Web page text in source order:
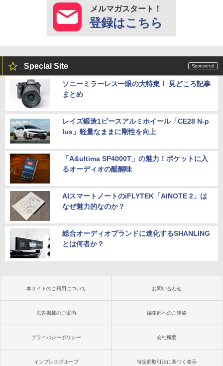
メルマガスタート！
登録はこちら
Special Site
ソニーミラーレス一眼の大特集！ 見どころ記事
まとめ
レイズ鍛造1ピースアルミホイール「CE28 N-p
lus」軽量なままに剛性を向上
「A&ultima SP4000T」の魅力！ポケットに入
るオーディオの醍醐味
AIスマートノートのiFLYTEK「AINOTE 2」は
なぜ魅力的なのか？
総合オーディオブランドに進化するSHANLING
とは何者か？
本サイトのご利用について お問い合わせ
広告掲載のご案内 編集部へのご連絡
プライバシーポリシー 会社概要
インプレスグループ 特定商取引法に基づく表示